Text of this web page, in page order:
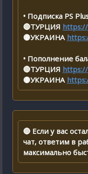
• Подписка PS
🔴ТУРЦИЯ
🟡УКРАИНА
• Пополнение
🔴ТУРЦИЯ
🟡УКРАИНА
🔴 Если у вас
чат, ответим в
максимально